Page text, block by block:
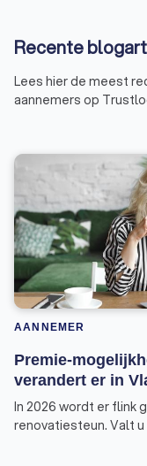
Recente
Lees hier de meest
aannemers op
AANNEMER
Premie-
verandert er in
In 2026 wordt er flink
renovatiesteun. Valt u